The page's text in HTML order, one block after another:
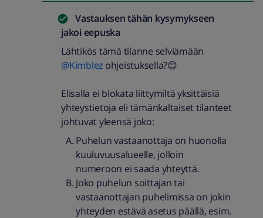
Vastauksen tähän kysymykseen
jakoi eepuska
Lähtikös tämä tilanne selviämään ​
@Kimblez ohjeistuksella?😊
Elisalla ei blokata liittymiltä yksittäisiä
yhteystietoja eli tämänkaltaiset tilanteet
johtuvat yleensä joko:
Puhelun vastaanottaja on huonolla
kuuluvuusalueelle, jolloin
numeroon ei saada yhteyttä.
Joko puhelun soittajan tai
vastaanottajan puhelimissa on jokin
yhteyden estävä asetus päällä, esim.